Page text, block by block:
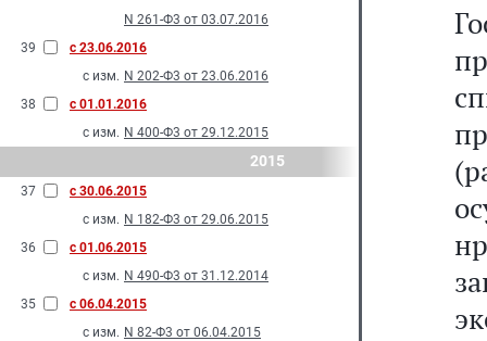
N 261-Ф3 от 03.07.2016
39
с 23.06.2016
с изм. N 202-Ф3 от 23.06.2016
38
с 01.01.2016
с изм. N 400-Ф3 от 29.12.2015
2015
37
с 30.06.2015
с изм. N 182-Ф3 от 29.06.2015
36
с 01.06.2015
с изм. N 490-Ф3 от 31.12.2014
35
с 06.04.2015
с изм. N 82-Ф3 от 06.04.2015